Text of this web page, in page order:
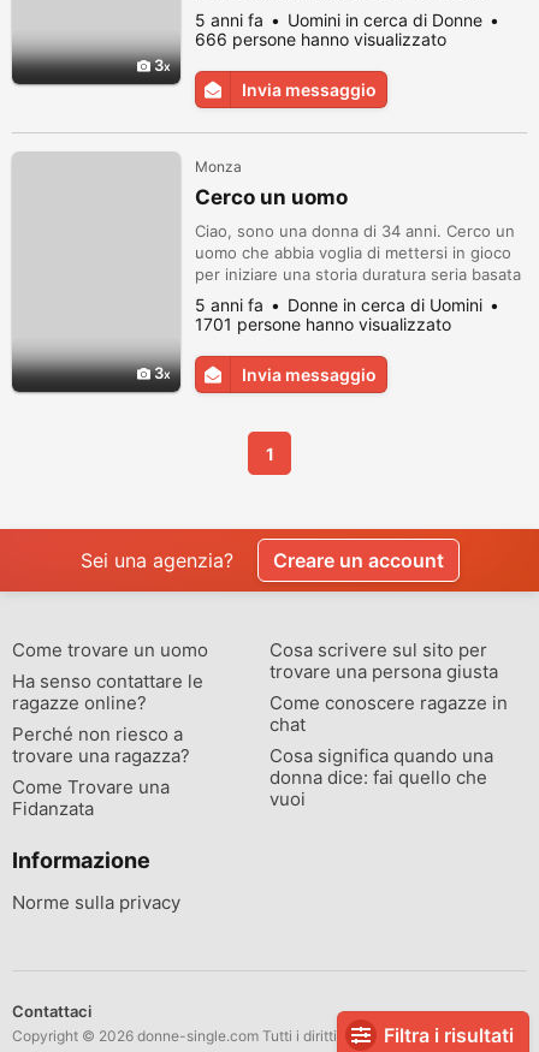
Filtra i risultati
3
italiana single o divorziata senza figli per
relazione seria e duratura per una
convivenza o matrimonio di età compresa
anni 35 a 47 anni, che risieda in Lombardia,
rispondo anche tramite sms inviare al
5 anni fa
Uomini in cerca di Donne
666 persone hanno visualizzato
Invia messaggio
3
Monza
Cerco un uomo
Ciao, sono una donna di 34 anni. Cerco un
uomo che abbia voglia di mettersi in gioco
per iniziare una storia duratura seria basata
sul reciproco rispetto. Sono disponibile per
conoscere e iniziare una storia lunga,
sincera, vera basata su rispetto amicizia,
amore, complicità. https://italia.donne-
single.com/memberid/2001011513605_de50
5 anni fa
Donne in cerca di Uomini
1701 persone hanno visualizzato
Invia messaggio
1
Sei una agenzia? Creare un account
Come trovare un uomo
Ha senso contattare le
ragazze online?
Perché non riesco a
trovare una ragazza?
Come Trovare una
Fidanzata
Cosa scrivere sul sito per
trovare una persona giusta
Come conoscere ragazze in
chat
Cosa significa quando una
donna dice: fai quello che
vuoi
Informazione
Norme sulla privacy
Contattaci
Copyright © 2026 donne-single.com Tutti i diritti riservati.